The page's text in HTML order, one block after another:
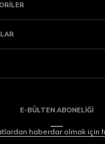
E-BÜLTEN ABONELİĞİ
haberdar olmak için